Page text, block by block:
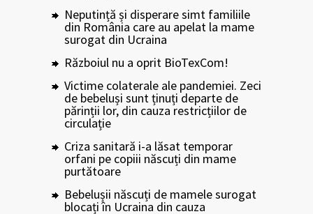
Neputință și disperare simt familiile
din România care au apelat la mame
surogat din Ucraina
Războiul nu a oprit BioTexCom!
Victime colaterale ale pandemiei. Zeci
de bebeluși sunt ținuți departe de
părinții lor, din cauza restricțiilor de
circulație
Criza sanitară i-a lăsat temporar
orfani pe copiii născuți din mame
purtătoare
Bebelușii născuți de mamele surogat
blocați în Ucraina din cauza